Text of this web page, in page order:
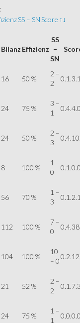
SS – SNScore ↑↓
Bilanz Effizienz
SS
–
SN
16 50 %
2 –
2
24 75 %
3 –
1
24 50 %
2 –
3
8 100 %
1 –
0
56 70 %
1 –
3
112 100 %
7 –
0
104 100 %
10
– 0
21 52 %
2 –
2
24 75 %
1 –
1